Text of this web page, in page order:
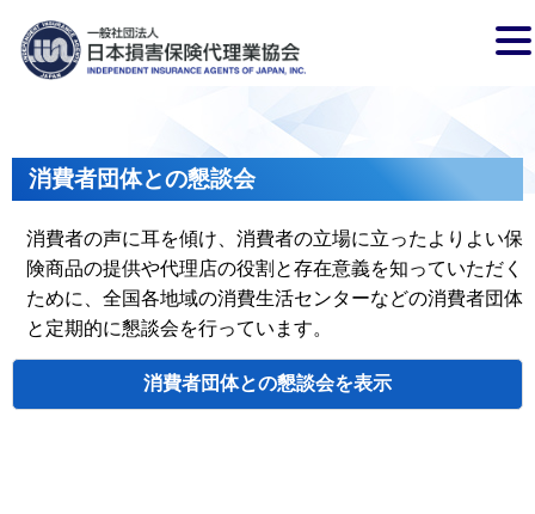
消費者団体との懇談会
消費者の声に耳を傾け、消費者の立場に立ったよりよい保
険商品の提供や代理店の役割と存在意義を知っていただく
ために、全国各地域の消費生活センターなどの消費者団体
と定期的に懇談会を行っています。
消費者団体との懇談会